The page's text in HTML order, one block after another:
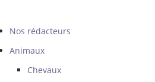
Nos rédacteurs
Animaux
Chevaux